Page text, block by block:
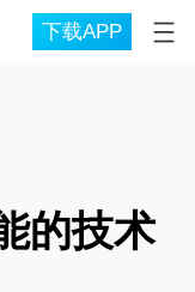
下载APP
的技术